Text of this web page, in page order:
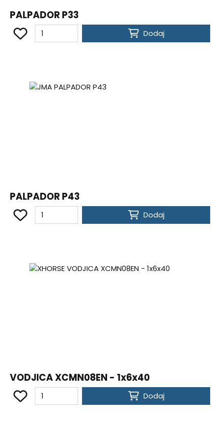
PALPADOR P33
Dodaj
PALPADOR P43
Dodaj
VODJICA XCMN08EN - 1x6x40
Dodaj